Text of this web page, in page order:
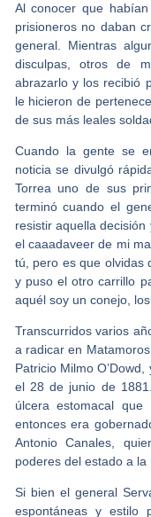
Al conocer que
prisioneros no daban
general. Mientras
disculpas, otros de
abrazarlo y los recibió
le hicieron de
de sus más leales
Cuando la gente se
noticia se divulgó
Torrea uno de sus
terminó cuando el
resistir aquella
el caaadaveer de mi
tú, pero es que olvidas
y puso el otro carrillo
aquél soy un conejo,
Transcurridos varios
a radicar en
Patricio Milmo
el 28 de junio de
úlcera estomacal
entonces era
Antonio Canales,
poderes del estado a
Si bien el general
espontáneas y estilo